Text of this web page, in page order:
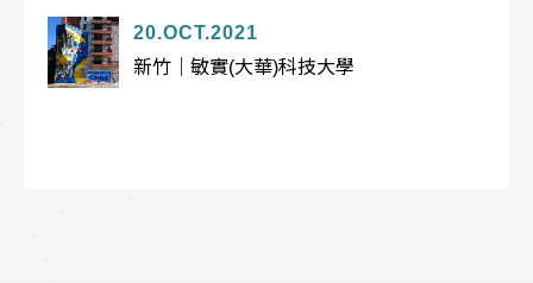
20.OCT.2021
新竹｜敏實(大華)科技大學